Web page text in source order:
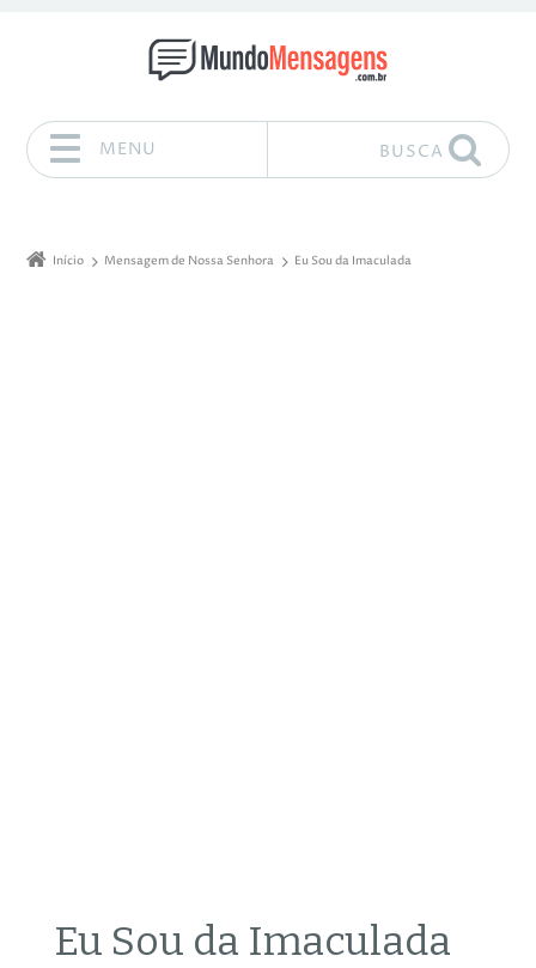
MENU BUSCA
Início Mensagem de Nossa Senhora Eu Sou da Imaculada
Eu Sou da Imaculada